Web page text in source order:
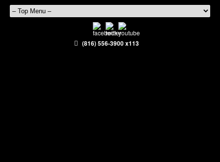
(816) 556-3900 x113